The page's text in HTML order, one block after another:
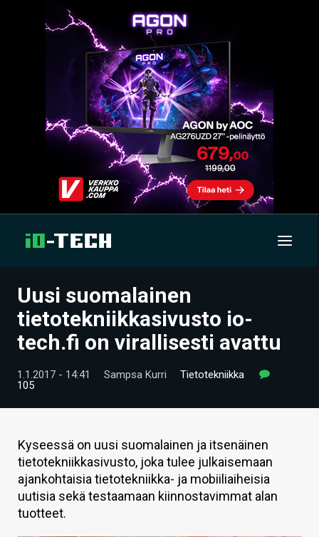
UUTISET
ARTIKKELIT
VIDEOT
HINTA.FI
KAUPPA
VAIHDA TEEMA
Uusi suomalainen
tietotekniikkasivusto io-
tech.fi on virallisesti avattu
1.1.2017 - 14:41 Sampsa Kurri
Tietotekniikka
105
Kyseessä on uusi suomalainen ja itsenäinen
tietotekniikkasivusto, joka tulee julkaisemaan
ajankohtaisia tietotekniikka- ja mobiiliaiheisia
uutisia sekä testaamaan kiinnostavimmat alan
tuotteet.